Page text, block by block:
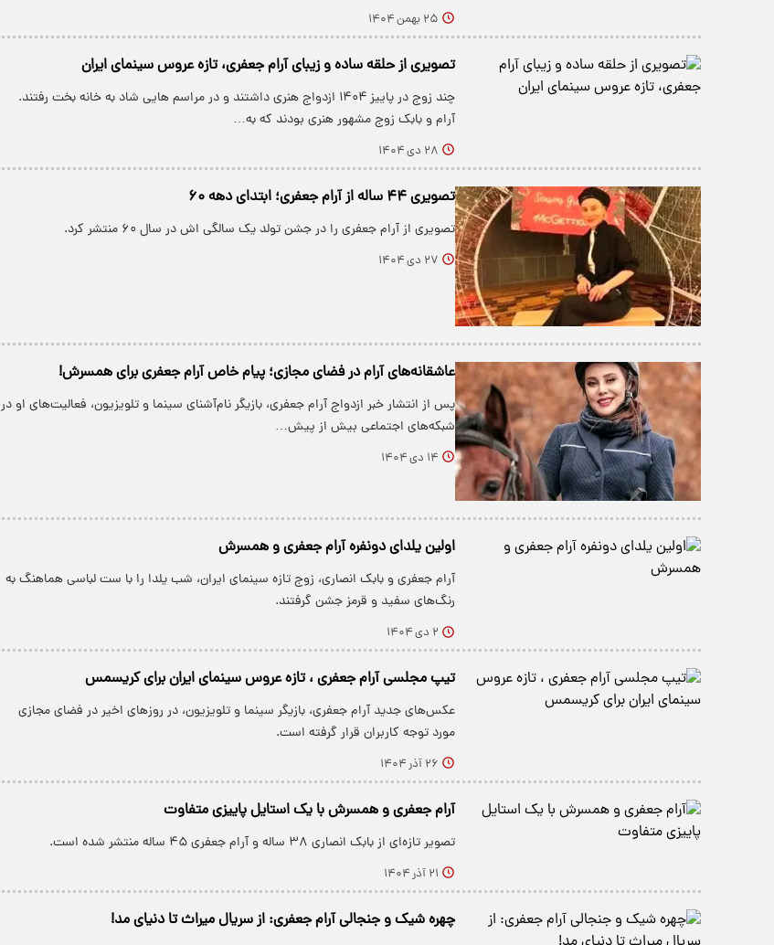
۲۵ بهمن ۱۴۰۴
تصویری از حلقه ساده و زیبای آرام جعفری، تازه عروس سینمای ایران
چند زوج در پاییز ۱۴۰۴ ازدواج هنری داشتند و در مراسم هایی شاد به خانه بخت رفتند.
آرام و بابک زوج مشهور هنری بودند که به…
۲۸ دی ۱۴۰۴
تصویری ۴۴ ساله از آرام جعفری؛ ابتدای دهه ۶۰
تصویری از آرام جعفری را در جشن تولد یک سالگی اش در سال ۶۰ منتشر کرد.
۲۷ دی ۱۴۰۴
عاشقانه‌های آرام در فضای مجازی؛ پیام خاص آرام جعفری برای همسرش!
پس از انتشار خبر ازدواج آرام جعفری، بازیگر نام‌آشنای سینما و تلویزیون، فعالیت‌های او در
شبکه‌های اجتماعی بیش از پیش…
۱۴ دی ۱۴۰۴
اولین یلدای دونفره آرام جعفری و همسرش
آرام جعفری و بابک انصاری، زوج تازه سینمای ایران، شب یلدا را با ست لباسی هماهنگ به
رنگ‌های سفید و قرمز جشن گرفتند.
۲ دی ۱۴۰۴
تیپ مجلسی آرام جعفری ، تازه عروس سینمای ایران برای کریسمس
عکس‌های جدید آرام جعفری، بازیگر سینما و تلویزیون، در روزهای اخیر در فضای مجازی
مورد توجه کاربران قرار گرفته است.
۲۶ آذر ۱۴۰۴
آرام جعفری و همسرش با یک استایل پاییزی متفاوت
تصویر تازه‌ای از بابک انصاری ۳۸ ساله و آرام جعفری ۴۵ ساله منتشر شده است.
۲۱ آذر ۱۴۰۴
چهره شیک و جنجالی آرام جعفری: از سریال میراث تا دنیای مد!